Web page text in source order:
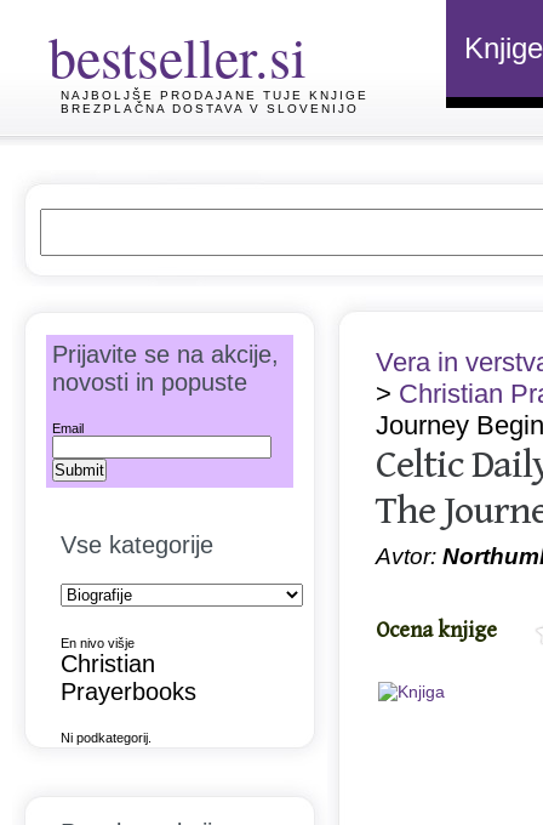
bestseller.si
NAJBOLJŠE PRODAJANE TUJE KNJIGE
BREZPLAČNA DOSTAVA V SLOVENIJO
Knjige
Vera in
> Christian
Journey
Celtic
The
Avtor:
Ocena knjige
Prijavite se na akcije,
novosti in popuste
Email
Vse kategorije
En nivo višje
Christian
Prayerbooks
Ni podkategorij.